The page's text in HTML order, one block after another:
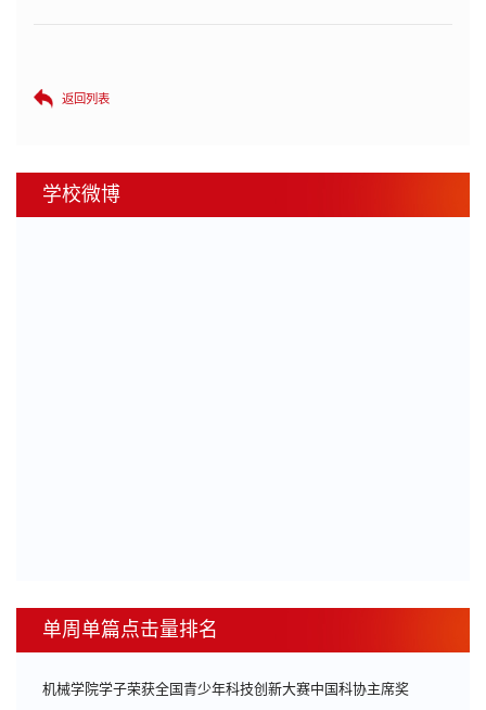
返回列表
学校微博
单周单篇点击量排名
机械学院学子荣获全国青少年科技创新大赛中国科协主席奖